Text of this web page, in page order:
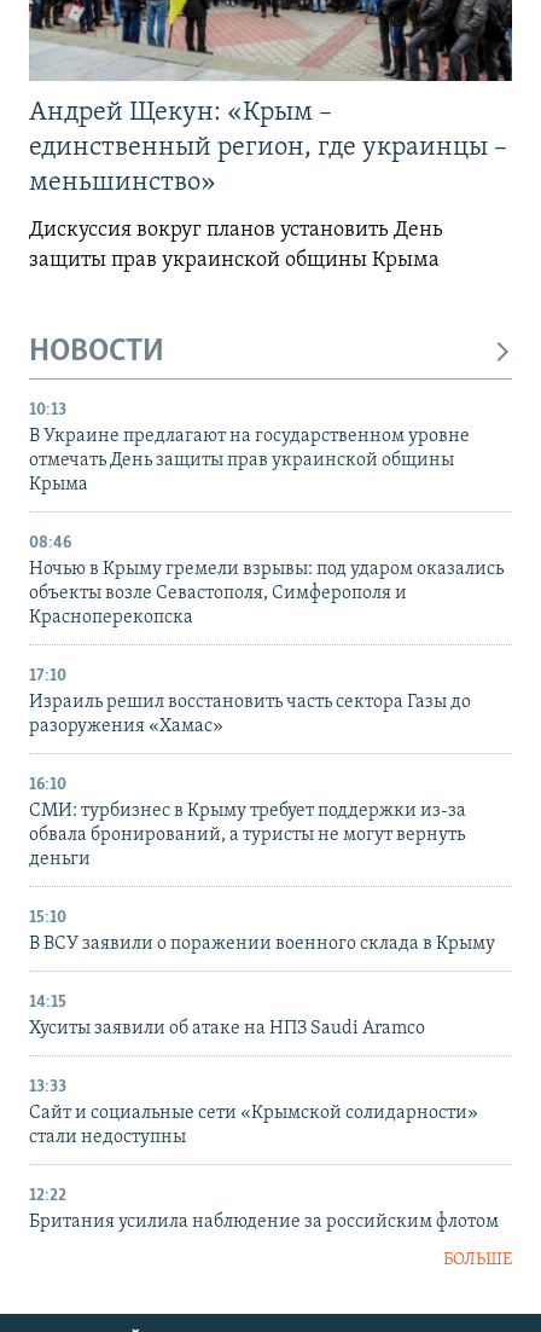
Андрей Щекун: «Крым –
единственный регион, где украинцы –
меньшинство»
Дискуссия вокруг планов установить День
защиты прав украинской общины Крыма
НОВОСТИ
10:13
В Украине предлагают на государственном уровне
отмечать День защиты прав украинской общины
Крыма
08:46
Ночью в Крыму гремели взрывы: под ударом оказались
объекты возле Севастополя, Симферополя и
Красноперекопска
17:10
Израиль решил восстановить часть сектора Газы до
разоружения «Хамас»
16:10
СМИ: турбизнес в Крыму требует поддержки из-за
обвала бронирований, а туристы не могут вернуть
деньги
15:10
В ВСУ заявили о поражении военного склада в Крыму
14:15
Хуситы заявили об атаке на НПЗ Saudi Aramco
13:33
Сайт и социальные сети «Крымской солидарности»
стали недоступны
12:22
Британия усилила наблюдение за российским флотом
БОЛЬШЕ